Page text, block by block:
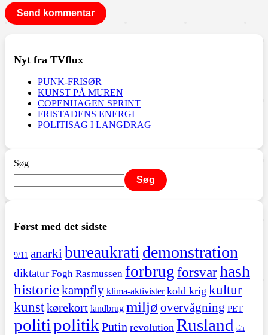
Nyt fra TVflux
PUNK-FRISØR
KUNST PÅ MUREN
COPENHAGEN SPRINT
FRISTADENS ENERGI
POLITISAG I LANGDRAG
Søg
Søg
Først med det sidste
9/11 anarki bureaukrati demonstration
diktatur Fogh Rasmussen forbrugforsvarhash
historiekampfly klima-aktivister kold krig kultur
kunstkørekort landbrug miljø overvågning PET
politipolitik Putin revolution Rusland tålt